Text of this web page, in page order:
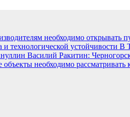
необходимо открывать
и технологической устойчивости В
Василий Ракитин:
необходимо